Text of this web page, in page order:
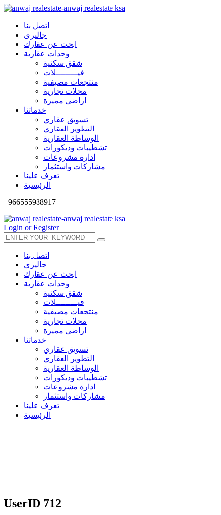
اتصل بنا
جاليرى
ابحث عن عقارك
وحدات عقارية
شقق سكنية
فيـــــــــلات
منتجعات مصيفية
محلات تجارية
اراضى مميزة
خدماتنا
تسويق عقاري
التطوير العقاري
الوساطة العقارية
تشطيبات وديكورات
ادارة مشروعات
مشاركات واستثمار
تعرف علينا
الرئيسية
+966555988917
Login or Register
اتصل بنا
جاليرى
ابحث عن عقارك
وحدات عقارية
شقق سكنية
فيـــــــــلات
منتجعات مصيفية
محلات تجارية
اراضى مميزة
خدماتنا
تسويق عقاري
التطوير العقاري
الوساطة العقارية
تشطيبات وديكورات
ادارة مشروعات
مشاركات واستثمار
تعرف علينا
الرئيسية
UserID 712